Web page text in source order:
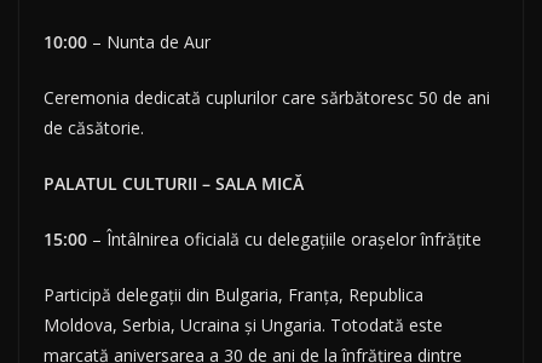
10:00 – Nunta de Aur
Ceremonia dedicată cuplurilor care sărbătoresc 50 de ani
de căsătorie.
PALATUL CULTURII – SALA MICĂ
15:00 – Întâlnirea oficială cu delegațiile orașelor înfrățite
Participă delegații din Bulgaria, Franța, Republica
Moldova, Serbia, Ucraina și Ungaria. Totodată este
marcată aniversarea a 30 de ani de la înfrățirea dintre